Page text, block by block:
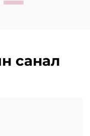
санал